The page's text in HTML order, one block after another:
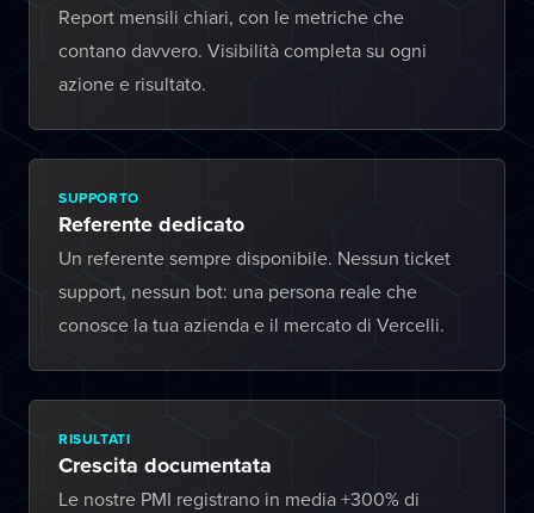
Report mensili chiari, con le metriche che
contano davvero. Visibilità completa su ogni
azione e risultato.
SUPPORTO
Referente dedicato
Un referente sempre disponibile. Nessun ticket
support, nessun bot: una persona reale che
conosce la tua azienda e il mercato di Vercelli.
RISULTATI
Crescita documentata
Le nostre PMI registrano in media +300% di